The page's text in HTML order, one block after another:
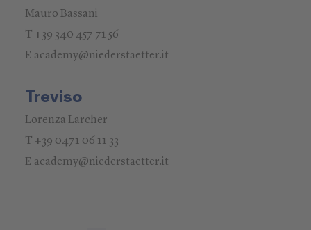
Mauro Bassani
T +39 340 457 71 56
E academy@niederstaetter.it
Treviso
Lorenza Larcher
T +39 0471 06 11 33
E academy@niederstaetter.it